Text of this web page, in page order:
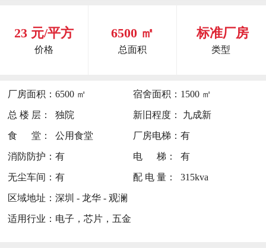
23 元/平方
价格
6500 ㎡
总面积
标准厂房
类型
厂房面积：6500 ㎡ 宿舍面积： 1500 ㎡
总 楼 层： 独院 新旧程度： 九成新
食 堂： 公用食堂 厂房电梯： 有
消防防护：有 电 梯： 有
无尘车间：有 配 电 量： 315kva
区域地址：深圳 - 龙华 - 观澜
适用行业： 电子，芯片，五金